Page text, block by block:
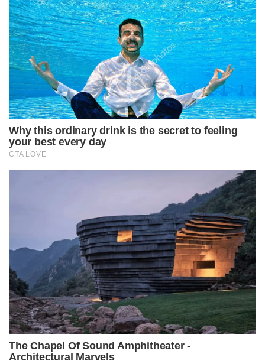
Why this ordinary drink is the secret to feeling
your best every day
CTA LOVE
The Chapel Of Sound Amphitheater -
Architectural Marvels